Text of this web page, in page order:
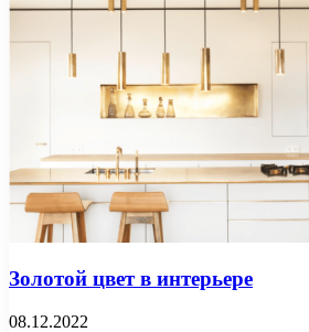
Золотой цвет в интерьере
08.12.2022